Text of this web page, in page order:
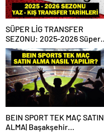
SÜPER LİG TRANSFER
SEZONU: 2025-2026 Süper
Lig Yaz Transfer Sezonu Ne
Zaman Başlayacak? Kış
Transfer Sezonu Ne Zaman
Başlayacak? TFF Açıkladı!
BEIN SPORT TEK MAÇ SATIN
ALMA| Başakşehir